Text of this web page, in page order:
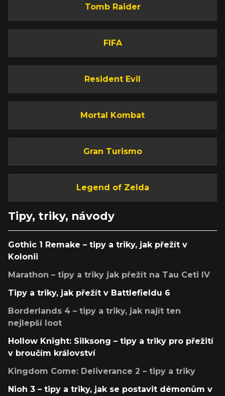
Tomb Raider
FIFA
Resident Evil
Mortal Kombat
Gran Turismo
Legend of Zelda
Tipy, triky, návody
Gothic 1 Remake – tipy a triky, jak přežít v
Kolonii
Marathon – tipy a triky jak přežít na Tau Ceti IV
Tipy a triky, jak přežít v Battlefieldu 6
Borderlands 4 – tipy a triky, jak najít ten
nejlepší loot
Hollow Knight: Silksong – tipy a triky pro přežití
v broučím království
Kingdom Come: Deliverance 2 – tipy a triky
Nioh 3 – tipy a triky, jak se postavit démonům v